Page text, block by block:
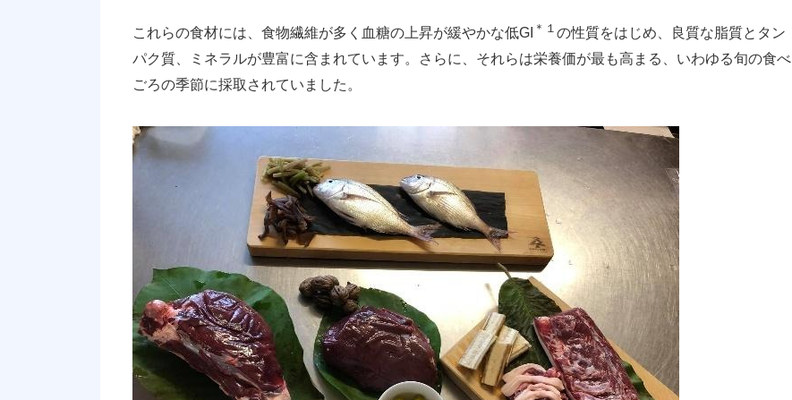
これらの食材には、食物繊維が多く血糖の上昇が緩やかな低GI ＊１ の性質をはじめ、良質な脂質とタン
パク質、ミネラルが豊富に含まれています。さらに、それらは栄養価が最も高まる、いわゆる旬の食べ
ごろの季節に採取されていました。